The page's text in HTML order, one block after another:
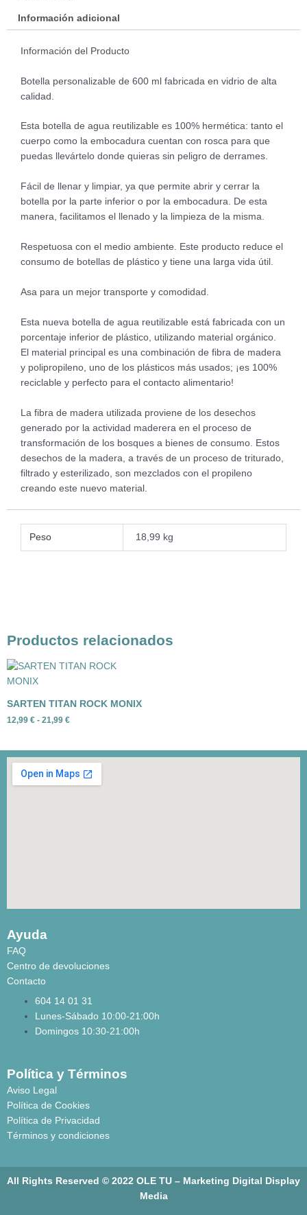
Información adicional
Información del Producto
Botella personalizable de 600 ml fabricada en vidrio de alta
calidad.
Esta botella de agua reutilizable es 100% hermética: tanto el
cuerpo como la embocadura cuentan con rosca para que
puedas llevártelo donde quieras sin peligro de derrames.
Fácil de llenar y limpiar, ya que permite abrir y cerrar la
botella por la parte inferior o por la embocadura. De esta
manera, facilitamos el llenado y la limpieza de la misma.
Respetuosa con el medio ambiente. Este producto reduce el
consumo de botellas de plástico y tiene una larga vida útil.
Asa para un mejor transporte y comodidad.
Esta nueva botella de agua reutilizable está fabricada con un
porcentaje inferior de plástico, utilizando material orgánico.
El material principal es una combinación de fibra de madera
y polipropileno, uno de los plásticos más usados; ¡es 100%
reciclable y perfecto para el contacto alimentario!
La fibra de madera utilizada proviene de los desechos
generado por la actividad maderera en el proceso de
transformación de los bosques a bienes de consumo. Estos
desechos de la madera, a través de un proceso de triturado,
filtrado y esterilizado, son mezclados con el propileno
creando este nuevo material.
Peso 18,99 kg
Productos relacionados
SARTEN TITAN ROCK MONIX
12,99 € - 21,99 €
Rango
12,99 €
hasta
Ayuda
FAQ
Centro de devoluciones
Contacto
604 14 01 31
Lunes-Sábado 10:00-21:00h
Domingos 10:30-21:00h
Política y Términos
Aviso Legal
Política de Cookies
Política de Privacidad
Términos y condiciones
All Rights Reserved © 2022 OLE TU – Marketing Digital Display
Media